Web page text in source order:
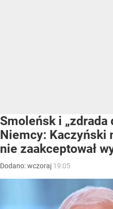
Smoleńsk i „zdrada
Niemcy: Kaczyński
nie zaakceptował
Dodano:wczoraj 19:05